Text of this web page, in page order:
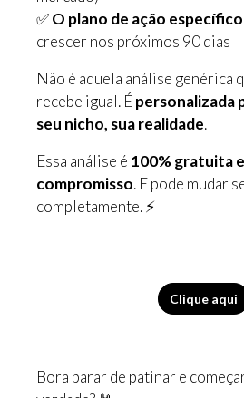
✅O plano de ação específico
crescer nos próximos 90 dias
Não é aquela análise genérica
recebe igual. Épersonalizada
seu nicho, sua realidade.
Essa análise é 100% gratuita
compromisso. E pode mudar
completamente. ⚡️
Clique aqui
Bora parar de patinar e